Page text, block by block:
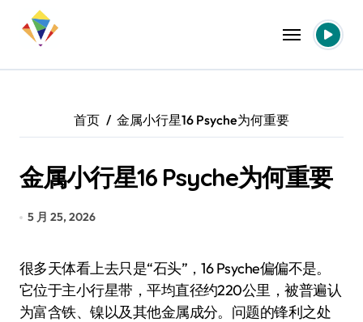
首页 金属小行星16 Psyche为何重要
金属小行星16 Psyche为何重要
5 月 25, 2026
很多天体看上去只是“石头”，16 Psyche偏偏不是。
它位于主小行星带，平均直径约220公里，被普遍认
为富含铁、镍以及其他金属成分。问题的锋利之处